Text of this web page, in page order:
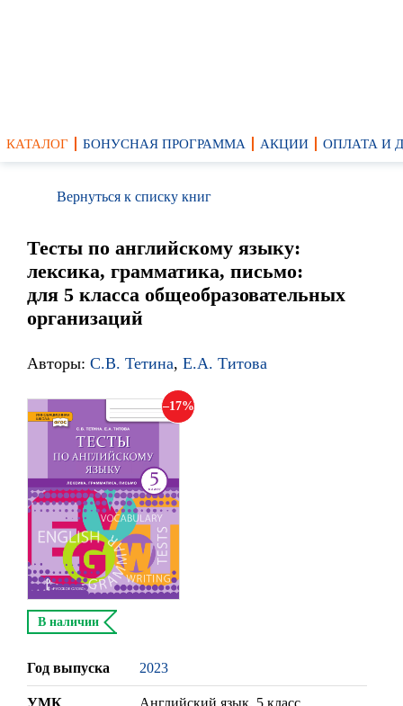
КАТАЛОГ БОНУСНАЯ ПРОГРАММА АКЦИИ ОПЛАТА И
Вернуться к списку книг
Тесты по английскому языку:
лексика, грамматика, письмо:
для 5 класса общеобразовательных
организаций
Авторы: С.В. Тетина, Е.А. Титова
17
В наличии
Год выпуска 2023